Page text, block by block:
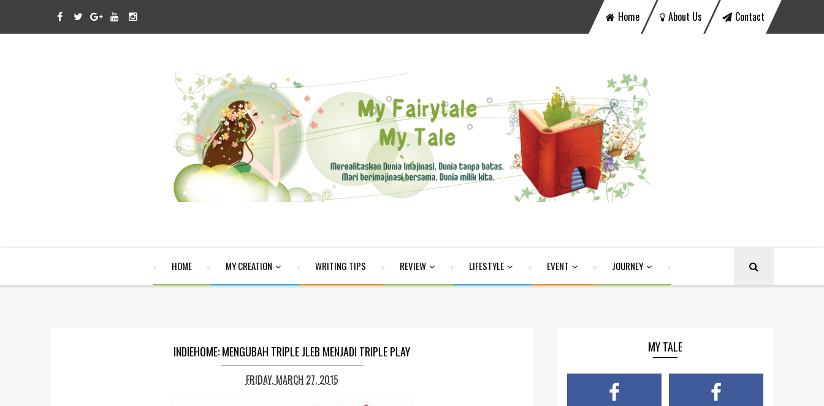
Home About Us Contact
HOME MY CREATION WRITING TIPS REVIEW LIFESTYLE EVENT JOURNEY
INDIEHOME: MENGUBAH TRIPLE JLEB MENJADI TRIPLE PLAY
FRIDAY, MARCH 27, 2015
MY TALE